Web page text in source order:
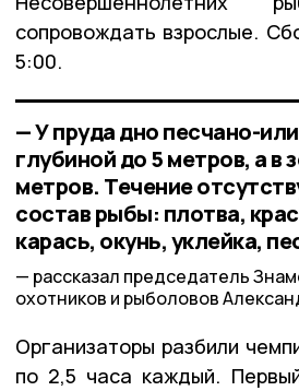
сопровождать взрослые.
5:00.
— У пруда дно песчано-
глубиной до 5 метров, а в
метров. Течение
состав рыбы: плотва,
карась, окунь, уклейка,
рассказал председатель
охотников и рыболовов
Организаторы разбили
по 2,5 часа каждый.